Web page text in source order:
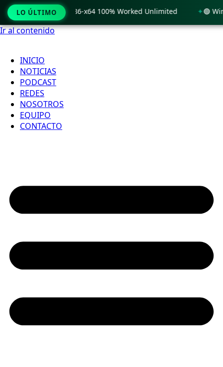
Ir al contenido
INICIO
NOTICIAS
PODCAST
REDES
NOSOTROS
EQUIPO
CONTACTO
LO ÚLTIMO
11 x86-x64 100% Worked Unlimited 🟢 WinRAR